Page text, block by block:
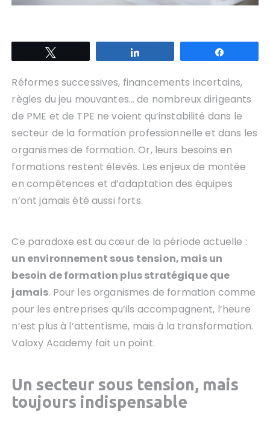
Réformes successives, financements incertains,
règles du jeu mouvantes… de nombreux dirigeants
de PME et de TPE ne voient qu’instabilité dans le
secteur de la formation professionnelle et dans les
organismes de formation. Or, leurs besoins en
formations restent élevés. Les enjeux de montée
en compétences et d’adaptation des équipes
n’ont jamais été aussi forts.
Ce paradoxe est au cœur de la période actuelle :
un environnement sous tension, mais un
besoin de formation plus stratégique que
jamais. Pour les organismes de formation comme
pour les entreprises qu’ils accompagnent, l’heure
n’est plus à l’attentisme, mais à la transformation.
Valoxy Academy fait un point.
Un secteur sous tension, mais
toujours indispensable